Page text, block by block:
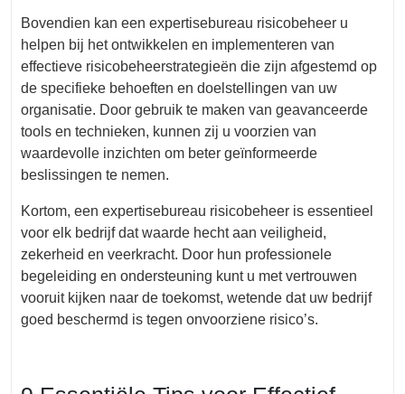
Bovendien kan een expertisebureau risicobeheer u
helpen bij het ontwikkelen en implementeren van
effectieve risicobeheerstrategieën die zijn afgestemd op
de specifieke behoeften en doelstellingen van uw
organisatie. Door gebruik te maken van geavanceerde
tools en technieken, kunnen zij u voorzien van
waardevolle inzichten om beter geïnformeerde
beslissingen te nemen.
Kortom, een expertisebureau risicobeheer is essentieel
voor elk bedrijf dat waarde hecht aan veiligheid,
zekerheid en veerkracht. Door hun professionele
begeleiding en ondersteuning kunt u met vertrouwen
vooruit kijken naar de toekomst, wetende dat uw bedrijf
goed beschermd is tegen onvoorziene risico’s.